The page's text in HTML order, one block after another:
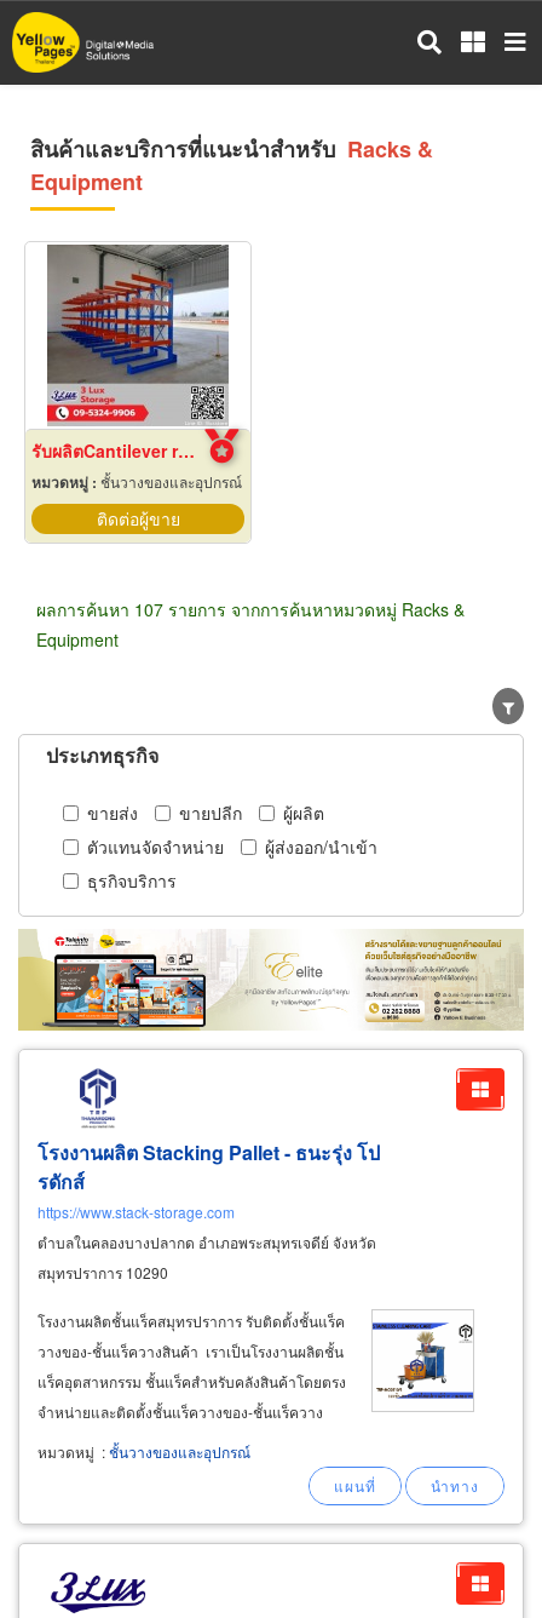
ข้าม
ไป
สินค้าและบริการที่แนะนำสำหรับ Racks &
Equipment
รับผลิตCantilever rack
หมวดหมู่ : ชั้นวางของและอุปกรณ์
ติดต่อผู้ขาย
ผลการค้นหา 107 รายการ จากการค้นหาหมวดหมู่ Racks &
Equipment
ประเภทธุรกิจ
ขายส่ง ขายปลีก
ผู้ผลิต
ตัวแทนจัดจำหน่าย
ผู้ส่งออก/นำเข้า
ธุรกิจบริการ
โรงงานผลิต Stacking Pallet - ธนะรุ่ง โป
รดักส์
https://www.stack-storage.com
ตำบลในคลองบางปลากด อำเภอพระสมุทรเจดีย์ จังหวัด
สมุทรปราการ 10290
โรงงานผลิตชั้นแร็คสมุทรปราการ รับติดตั้งชั้นแร็ค
วางของ-ชั้นแร็ควางสินค้า เราเป็นโรงงานผลิตชั้น
แร็คอุตสาหกรรม ชั้นแร็คสำหรับคลังสินค้าโดยตรง
จำหน่ายและติดตั้งชั้นแร็ควางของ-ชั้นแร็ควาง
สต๊อกสินค้าสำหรับโกดัง คลังสินค้า ศูนย์กระจายสิน
ค้าโลจิสติกส์ทั่วประเทศ จำหน่ายและรับติดตั้งชั้น
หมวดหมู่ :ชั้นวางของและอุปกรณ์